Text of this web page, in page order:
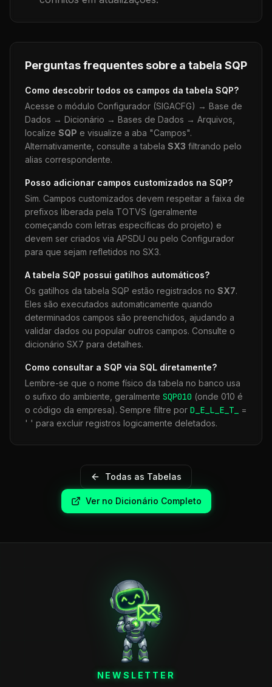
Perguntas frequentes sobre a tabela SQP
Como descobrir todos os campos da tabela SQP?
Acesse o módulo Configurador (SIGACFG) → Base de
Dados → Dicionário → Bases de Dados → Arquivos,
localize SQP e visualize a aba "Campos".
Alternativamente, consulte a tabela SX3 filtrando pelo
alias correspondente.
Posso adicionar campos customizados na SQP?
Sim. Campos customizados devem respeitar a faixa de
prefixos liberada pela TOTVS (geralmente
começando com letras específicas do projeto) e
devem ser criados via APSDU ou pelo Configurador
para que sejam refletidos no SX3.
A tabela SQP possui gatilhos automáticos?
Os gatilhos da tabela SQP estão registrados no SX7.
Eles são executados automaticamente quando
determinados campos são preenchidos, ajudando a
validar dados ou popular outros campos. Consulte o
dicionário SX7 para detalhes.
Como consultar a SQP via SQL diretamente?
Lembre-se que o nome físico da tabela no banco usa
o sufixo do ambiente, geralmente SQP010 (onde 010 é
o código da empresa). Sempre filtre por D_E_L_E_T_
=
' ' para excluir registros logicamente deletados.
Todas as Tabelas
Ver no Dicionário Completo
NEWSLETTER